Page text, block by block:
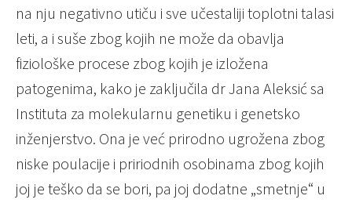
na nju negativno utiču i sve učestaliji toplotni talasi
leti, a i suše zbog kojih ne može da obavlja
fiziološke procese zbog kojih je izložena
patogenima, kako je zaključila dr Jana Aleksić sa
Instituta za molekularnu genetiku i genetsko
inženjerstvo. Ona je već prirodno ugrožena zbog
niske poulacije i pririodnih osobinama zbog kojih
joj je teško da se bori, pa joj dodatne „smetnje“ u